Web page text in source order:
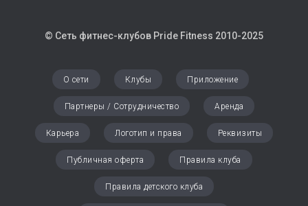
© Сеть фитнес-клубов Pride Fitness 2010-2025
О сети Клубы Приложение
Партнеры / Сотрудничество Аренда
Карьера Логотип и права Реквизиты
Публичная оферта Правила клуба
Правила детского клуба